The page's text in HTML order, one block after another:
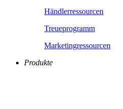
Händlerressourcen
Treueprogramm
Marketingressourcen
Produkte